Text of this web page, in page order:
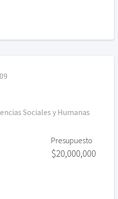
Sociales y Humanas
Presupuesto
$20,000,000